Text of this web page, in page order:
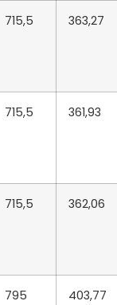
715,5 363,27
715,5 361,93
715,5 362,06
795 403,77